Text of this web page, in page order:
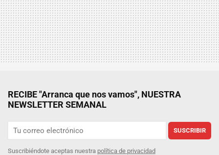
RECIBE "Arranca que nos vamos", NUESTRA
NEWSLETTER SEMANAL
SUSCRIBIR
Suscribiéndote aceptas nuestra política de privacidad